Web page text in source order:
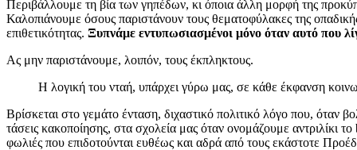
Περιβάλλουμε τη βία των γηπέδων, κι όποια άλλη μορφή της
Καλοπιάνουμε όσους παριστάνουν τους θεματοφύλακες της
επιθετικότητας. Ξυπνάμε εντυπωσιασμένοι μόνο όταν αυτό που
Ας μην παριστάνουμε, λοιπόν, τους έκπληκτους.
Η λογική του νταή, υπάρχει γύρω μας, σε κάθε έκφανση
Βρίσκεται στο γεμάτο ένταση, διχαστικό πολιτικό λόγο που, όταν
τάσεις κακοποίησης, στα σχολεία μας όταν ονομάζουμε αντριλίκι
φωλιές που επιδοτούνται ευθέως και αδρά από τους εκάστοτε